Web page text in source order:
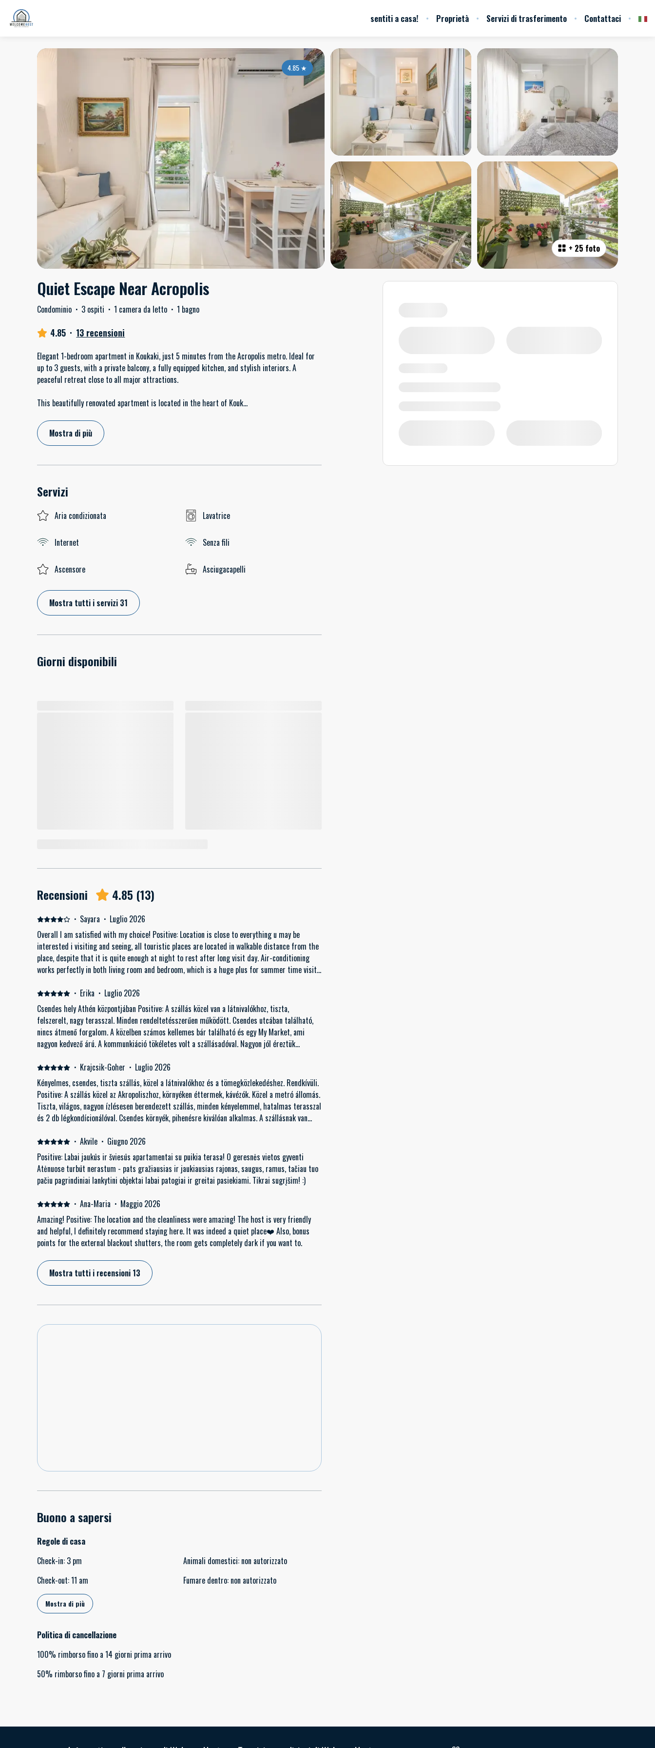
sentiti a casa! Proprietà Servizi di trasferimento Contattaci
+ 25 foto
4.85★
Quiet Escape Near Acropolis
Condominio · 3 ospiti · 1 camera da letto · 1 bagno
4.85 · 13 recensioni
Elegant 1-bedroom apartment in Koukaki, just 5 minutes from the Acropolis metro. Ideal for
up to 3 guests, with a private balcony, a fully equipped kitchen, and stylish interiors. A
peaceful retreat close to all major attractions.
This beautifully renovated apartment is located in the heart of Kouk...
Mostra di più
Servizi
Aria condizionata Lavatrice
Internet Senza fili
Ascensore Asciugacapelli
Mostra tutti i servizi 31
Giorni disponibili
Recensioni 4.85 (13)
· Sayara · Luglio 2026
Overall I am satisfied with my choice! Positive: Location is close to everything u may be
interested i visiting and seeing, all touristic places are located in walkable distance from the
place, despite that it is quite enough at night to rest after long visit day. Air-conditioning
works perfectly in both living room and bedroom, which is a huge plus for summer time visit
Negative: The only thing missing for me was a washing machine. I think for people travelling
for several days that would be useful, considering hot weather in Athens in summer.
· Erika · Luglio 2026
Csendes hely Athén központjában Positive: A szállás közel van a látnivalókhoz, tiszta,
felszerelt, nagy terasszal. Minden rendeltetésszerűen működött. Csendes utcában található,
nincs átmenő forgalom. A közelben számos kellemes bár található és egy My Market, ami
nagyon kedvező árú. A kommunkiáció tökéletes volt a szállásadóval. Nagyon jól éreztük
· Krajcsik-Goher · Luglio 2026
Kényelmes, csendes, tiszta szállás, közel a látnivalókhoz és a tömegközlekedéshez. Rendkívüli.
Positive: A szállás közel az Akropoliszhoz, környéken éttermek, kávézók. Közel a metró állomás.
Tiszta, világos, nagyon ízlésesen berendezett szállás, minden kényelemmel, hatalmas terasszal
és 2 db légkondícionálóval. Csendes környék, pihenésre kiválóan alkalmas. A szállásnak van
Negative: Nincs ilyen.
· Akvile · Giugno 2026
Positive: Labai jaukūs ir šviesūs apartamentai su puikia terasa! O geresnės vietos gyventi
Atėnuose turbūt nerastum - pats gražiausias ir jaukiausias rajonas, saugus, ramus, tačiau tuo
pačiu pagrindiniai lankytini objektai labai patogiai ir greitai pasiekiami. Tikrai sugrįšim! :)
· Ana-Maria · Maggio 2026
Amazing! Positive: The location and the cleanliness were amazing! The host is very friendly
and helpful, I definitely recommend staying here. It was indeed a quiet place❤️ Also, bonus
points for the external blackout shutters, the room gets completely dark if you want to.
Mostra tutti i recensioni 13
Buono a sapersi
Regole di casa
Check-in: 3 pm
Check-out:11 am
Animali domestici: non autorizzato
Fumare dentro: non autorizzato
Mostra di più
Politica di cancellazione
100% rimborsofino a 14 giorni prima arrivo
50% rimborsofino a 7 giorni prima arrivo